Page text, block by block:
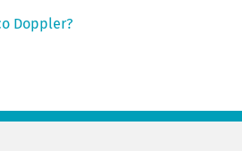
Doppler?